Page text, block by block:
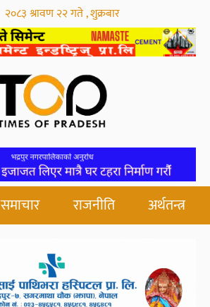
२०८३ श्रावण २२ गते , शुक्रबार
समाचार राजनीति अर्थतन्त्र